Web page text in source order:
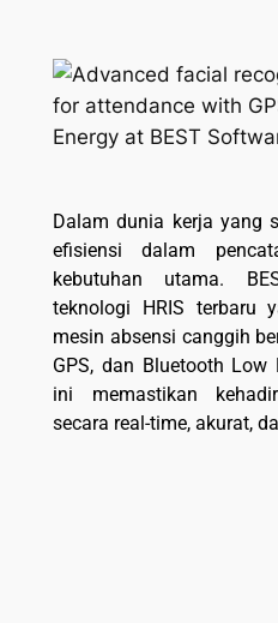
Dalam dunia kerja yang
efisiensi dalam
kebutuhan utama.
teknologi HRIS terbaru
mesin absensi canggih
GPS, dan Bluetooth Low
ini memastikan
secara real-time, akurat,